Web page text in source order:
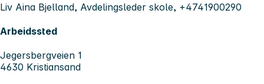
Liv Aina Bjelland, Avdelingsleder skole, +4741900290
Arbeidssted
Jegersbergveien 1
4630 Kristiansand